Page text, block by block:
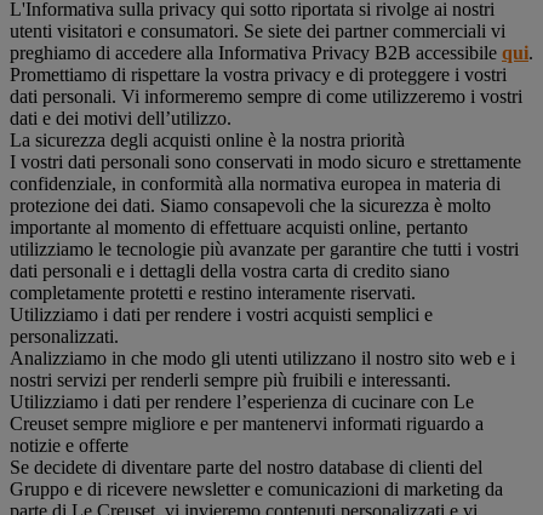
L'Informativa sulla privacy qui sotto riportata si rivolge ai nostri
utenti visitatori e consumatori. Se siete dei partner commerciali vi
preghiamo di accedere alla Informativa Privacy B2B accessibile qui.
Promettiamo di rispettare la vostra privacy e di proteggere i vostri
dati personali. Vi informeremo sempre di come utilizzeremo i vostri
dati e dei motivi dell’utilizzo.
La sicurezza degli acquisti online è la nostra priorità
I vostri dati personali sono conservati in modo sicuro e strettamente
confidenziale, in conformità alla normativa europea in materia di
protezione dei dati. Siamo consapevoli che la sicurezza è molto
importante al momento di effettuare acquisti online, pertanto
utilizziamo le tecnologie più avanzate per garantire che tutti i vostri
dati personali e i dettagli della vostra carta di credito siano
completamente protetti e restino interamente riservati.
Utilizziamo i dati per rendere i vostri acquisti semplici e
personalizzati.
Analizziamo in che modo gli utenti utilizzano il nostro sito web e i
nostri servizi per renderli sempre più fruibili e interessanti.
Utilizziamo i dati per rendere l’esperienza di cucinare con Le
Creuset sempre migliore e per mantenervi informati riguardo a
notizie e offerte
Se decidete di diventare parte del nostro database di clienti del
Gruppo e di ricevere newsletter e comunicazioni di marketing da
parte di Le Creuset, vi invieremo contenuti personalizzati e vi